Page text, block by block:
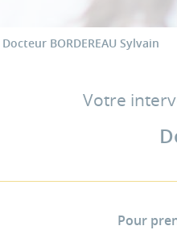
Docteur BORDEREAU Sylvain
Votre
Pour